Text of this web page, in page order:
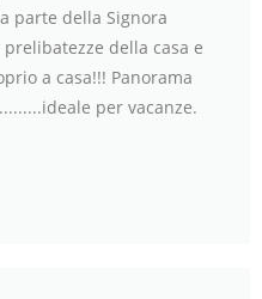
parte della Signora
della casa e
a casa!!! Panorama
per vacanze.